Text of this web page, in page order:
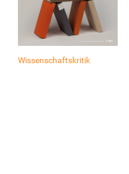
Wissenschaftskritik